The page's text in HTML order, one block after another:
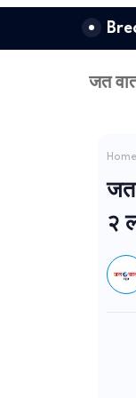
जत
Home
जत
२